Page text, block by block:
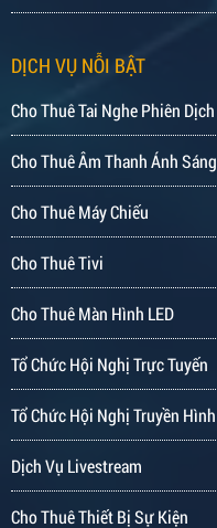
DỊCH VỤ NỖI BẬT
Cho Thuê Tai Nghe Phiên Dịch
Cho Thuê Âm Thanh Ánh Sáng
Cho Thuê Máy Chiếu
Cho Thuê Tivi
Cho Thuê Màn Hình LED
Tổ Chức Hội Nghị Trực Tuyến
Tổ Chức Hội Nghị Truyền Hình
Dịch Vụ Livestream
Cho Thuê Thiết Bị Sự Kiện